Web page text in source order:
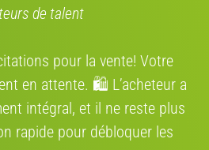
EN FRANCE
engageons à rendre votre expérience de
Grâce à notre partenariat avec Cocolis,
proposons une solution de livraison
économique et respectueuse de
de talent
pour la vente! Votre
en attente. 🛍️ L’acheteur a
intégral, et il ne reste plus
rapide pour débloquer les